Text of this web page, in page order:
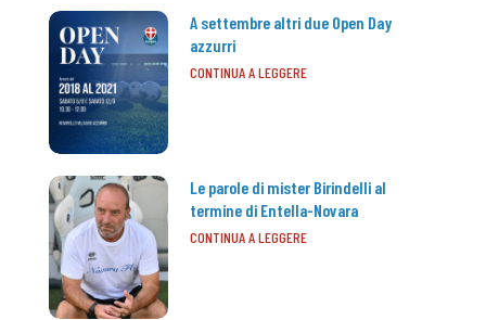
A settembre altri due Open Day
azzurri
CONTINUA A LEGGERE
Le parole di mister Birindelli al
termine di Entella-Novara
CONTINUA A LEGGERE